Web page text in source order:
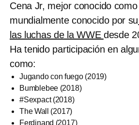
Cena Jr, mejor conocido como
mundialmente conocido por su
las luchas de la WWE desde
Ha tenido participación en
como:
Jugando con fuego (2019)
Bumblebee (2018)
#Sexpact (2018)
The Wall (2017)
Ferdinand (2017)